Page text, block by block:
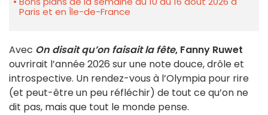
Paris et en Île-de-France
Avec On disait qu’on faisait la fête, Fanny Ruwet
ouvrirait l’année 2026 sur une note douce, drôle et
introspective. Un rendez-vous à l’Olympia pour rire
(et peut-être un peu réfléchir) de tout ce qu’on ne
dit pas, mais que tout le monde pense.